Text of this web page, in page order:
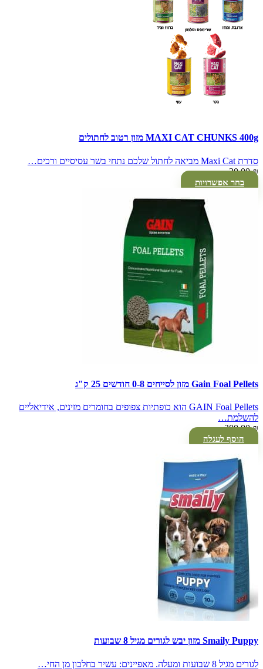
MAXI CAT CHUNKS 400g מזון רטוב לחתולים
סדרת Maxi Cat מביאה לחתול שלכם נתחי בשר עסיסיים ורכים…
20.00₪
בחר אפשרויות
Gain Foal Pellets מזון לסייחים 0-8 חודשים 25 ק"ג
GAIN Foal Pellets הוא כופתיות צפופים בחומרים מזינים, אידיאליים
להשלמת…
300.00₪
הוסף לעגלה
Smaily Puppy מזון יבש לגורים מגיל 8 שבועות
לגורים מגיל 8 שבועות ומעלה. מאפיינים: עשיר בחלבון מן החי…